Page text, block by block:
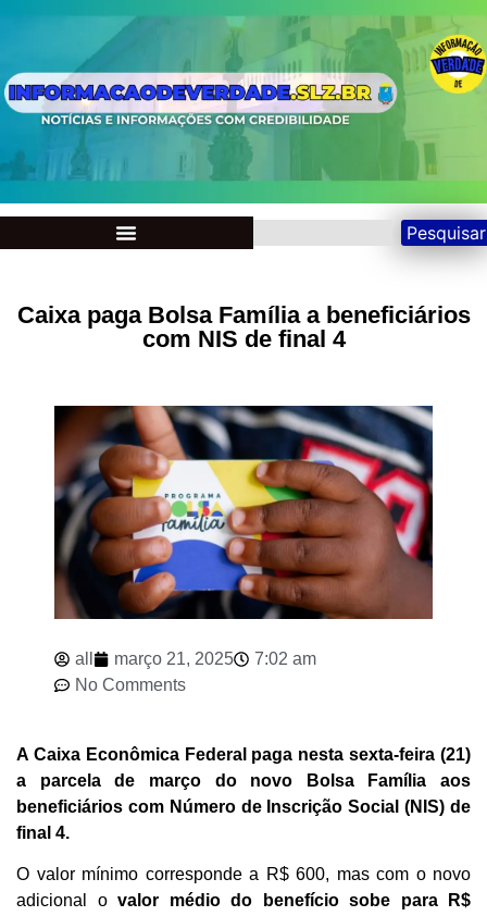
Pesquisar
Caixa paga Bolsa Família a beneficiários
com NIS de final 4
all março 21, 2025
7:02 am
No Comments
A Caixa Econômica Federal paga nesta sexta-feira (21)
a parcela de março do novo Bolsa Família aos
beneficiários com Número de Inscrição Social (NIS) de
final 4.
O valor mínimo corresponde a R$ 600, mas com o novo
adicional o valor médio do benefício sobe para R$